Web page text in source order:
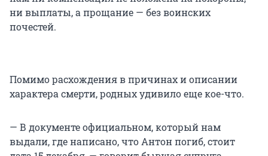
ни выплаты, а прощание — без воинских
почестей.
Помимо расхождения в причинах и описании
характера смерти, родных удивило еще кое-что.
— В документе официальном, который нам
выдали, где написано, что Антон погиб, стоит